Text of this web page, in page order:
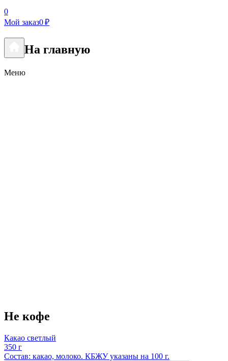
0
Мой заказ0 ₽
На главную
Меню
Не кофе
Какао светлый
350 г
Состав: какао, молоко. КБЖУ указаны на 100 г.